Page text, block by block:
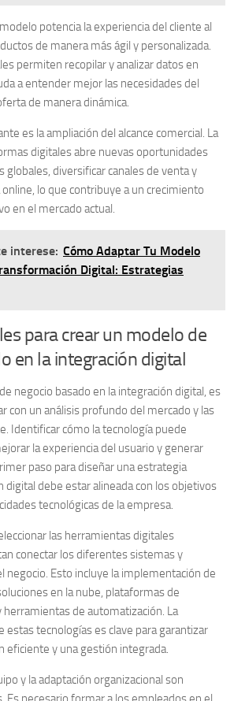
potencia la experiencia del cliente al
de manera más ágil y personalizada.
permiten recopilar y analizar datos en
a entender mejor las necesidades del
de manera dinámica.
es la ampliación del alcance comercial. La
digitales abre nuevas oportunidades
globales, diversificar canales de venta y
lo que contribuye a un crecimiento
en el mercado actual.
interese: Cómo Adaptar Tu Modelo
Digital: Estrategias
para crear un modelo de
en la integración digital
negocio basado en la integración digital, es
con un análisis profundo del mercado y las
Identificar cómo la tecnología puede
la experiencia del usuario y generar
paso para diseñar una estrategia
digital debe estar alineada con los objetivos
tecnológicas de la empresa.
las herramientas digitales
conectar los diferentes sistemas y
negocio. Esto incluye la implementación de
en la nube, plataformas de
de automatización. La
estas tecnologías es clave para garantizar
eficiente y una gestión integrada.
y la adaptación organizacional son